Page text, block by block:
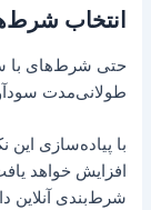
انتخاب
حتی شرط‌های با
طولانی‌مدت
با پیاده‌سازی
افزایش خواهد
شرط‌بندی آنلاین